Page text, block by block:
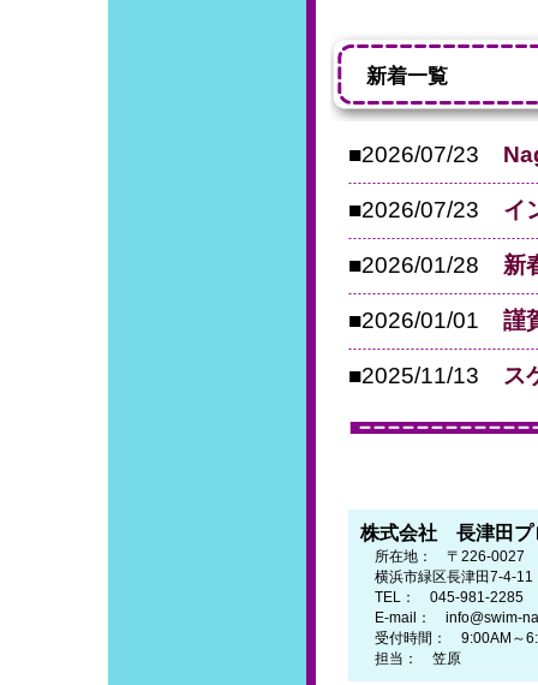
新着一覧
■2026/07/23
■2026/07/23 イ
■2026/01/28 新
■2026/01/01 謹
■2025/11/13 ス
株式会社 長津田プ
所在地： 〒226-0027
横浜市緑区長津田7-4-
TEL： 045-981-2285
E-mail： info@swim-
受付時間： 9:00AM～
担当： 笠原